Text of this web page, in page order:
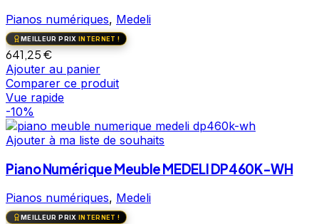
Pianos numériques, Medeli
MEILLEUR PRIX INTERNET !
641,25€
Ajouter au panier
Comparer ce produit
Vue rapide
-10%
Ajouter à ma liste de souhaits
Piano Numérique Meuble MEDELI DP460K-WH
Pianos numériques, Medeli
MEILLEUR PRIX INTERNET !